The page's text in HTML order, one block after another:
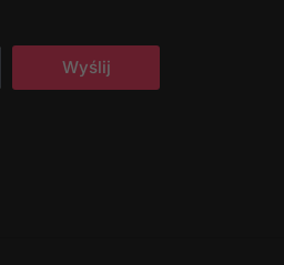
Wyślij